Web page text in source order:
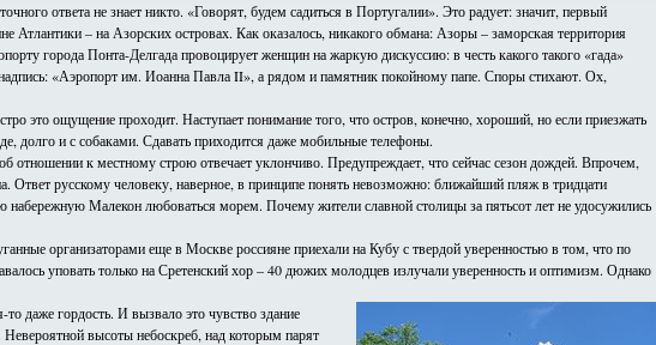
ответа не знает никто. «Говорят, будем садиться в Португалии». Это радует: значит, первый
Атлантики – на Азорских островах. Как оказалось, никакого обмана: Азоры – заморская территория
города Понта-Делгада провоцирует женщин на жаркую дискуссию: в честь какого такого «гада»
«Аэропорт им. Иоанна Павла II», а рядом и памятник покойному папе. Споры стихают. Ох,
это ощущение проходит. Наступает понимание того, что остров, конечно, хороший, но если приезжать
долго и с собаками. Сдавать приходится даже мобильные телефоны.
к местному строю отвечает уклончиво. Предупреждает, что сейчас сезон дождей. Впрочем,
Ответ русскому человеку, наверное, в принципе понять невозможно: ближайший пляж в тридцати
Малекон любоваться морем. Почему жители славной столицы за пятьсот лет не удосужились
организаторами еще в Москве россияне приехали на Кубу с твердой уверенностью в том, что по
уповать только на Сретенский хор – 40 дюжих молодцев излучали уверенность и оптимизм. Однако
даже гордость. И вызвало это чувство здание
Невероятной высоты небоскреб, над которым парят